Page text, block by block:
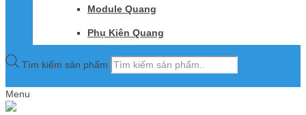
Module Quang
Phụ Kiện Quang
Tìm kiếm sản phẩm
Menu